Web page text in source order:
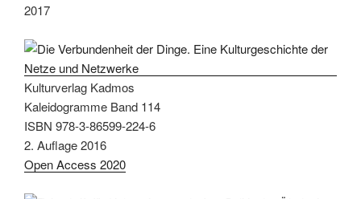
2017
Kulturverlag Kadmos
Kaleidogramme Band 114
ISBN 978-3-86599-224-6
2. Auflage 2016
Open Access 2020